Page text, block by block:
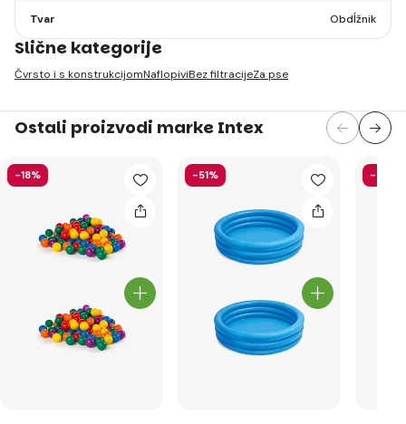
Tvar Obdĺžnik
Slične kategorije
Čvrsto i s konstrukcijomNaflopiviBez filtracijeZa pse
Ostali proizvodi marke Intex
-18% -51% -40%